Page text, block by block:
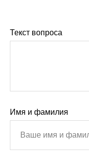
Текст вопроса
Имя и фамилия